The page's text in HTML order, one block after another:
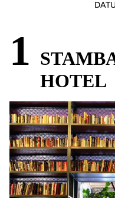
1
HOTEL